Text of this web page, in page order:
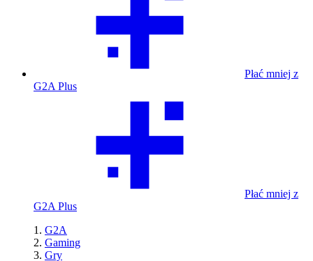
Płać mniej z
G2A Plus
Płać mniej z
G2A Plus
G2A
Gaming
Gry